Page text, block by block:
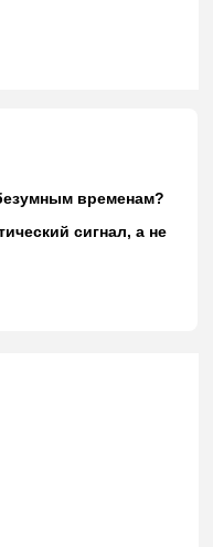
временам?
сигнал, а не